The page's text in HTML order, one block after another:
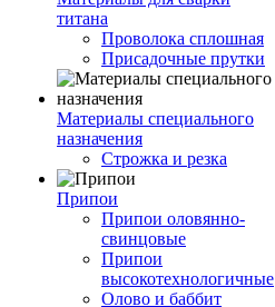
титана
Проволока сплошная
Присадочные прутки
Материалы специального
назначения
Строжка и резка
Припои
Припои оловянно-
свинцовые
Припои
высокотехнологичные
Олово и баббит